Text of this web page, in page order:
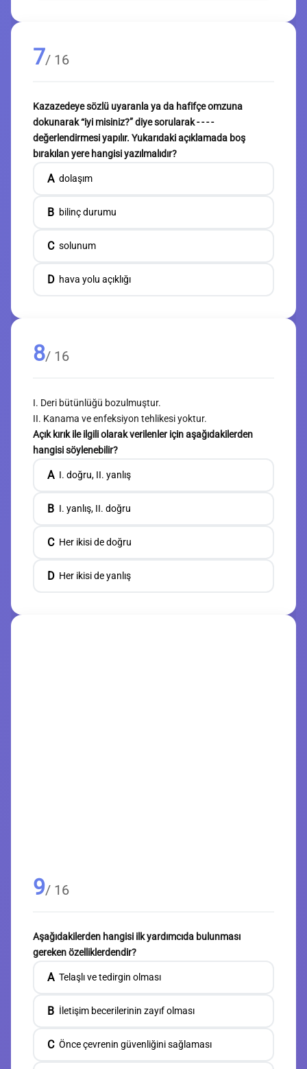
7/ 16
Kazazedeye sözlü uyaranla ya da hafifçe omzuna
dokunarak “iyi misiniz?” diye sorularak - - - -
değerlendirmesi yapılır. Yukarıdaki açıklamada boş
bırakılan yere hangisi yazılmalıdır?
A dolaşım
B bilinç durumu
C solunum
D hava yolu açıklığı
8/ 16
I. Deri bütünlüğü bozulmuştur.
II. Kanama ve enfeksiyon tehlikesi yoktur.
Açık kırık ile ilgili olarak verilenler için aşağıdakilerden
hangisi söylenebilir?
A I. doğru, II. yanlış
B I. yanlış, II. doğru
C Her ikisi de doğru
D Her ikisi de yanlış
9/ 16
Aşağıdakilerden hangisi ilk yardımcıda bulunması
gereken özelliklerdendir?
A Telaşlı ve tedirgin olması
B İletişim becerilerinin zayıf olması
C Önce çevrenin güvenliğini sağlaması